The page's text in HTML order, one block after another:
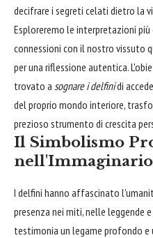
decifrare i segreti celati dietro la
Esploreremo le interpretazioni
connessioni con il nostro vissuto
per una riflessione autentica.
trovato a sognare i delfinidi
del proprio mondo interiore,
prezioso strumento di crescita
Il Simbolismo
I delfini hanno affascinato
presenza nei miti, nelle leggende
testimonia un legame profondo e